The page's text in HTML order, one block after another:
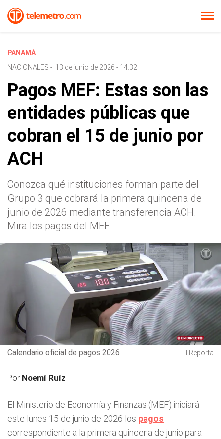
PANAMÁ
NACIONALES - 13 de junio de 2026 - 14:32
Pagos MEF: Estas son las
entidades públicas que
cobran el 15 de junio por
ACH
Conozca qué instituciones forman parte del
Grupo 3 que cobrará la primera quincena de
junio de 2026 mediante transferencia ACH.
Mira los pagos del MEF
Calendario oficial de pagos 2026 TReporta
Por Noemí Ruíz
El Ministerio de Economía y Finanzas (MEF) iniciará
este lunes 15 de junio de 2026 los pagos
correspondiente a la primera quincena de junio para